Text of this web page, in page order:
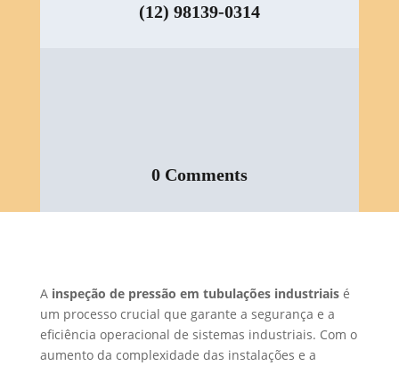
(12) 98139-0314
0 Comments
A inspeção de pressão em tubulações industriaisé
um processo crucial que garante a segurança e a
eficiência operacional de sistemas industriais. Com o
aumento da complexidade das instalações e a